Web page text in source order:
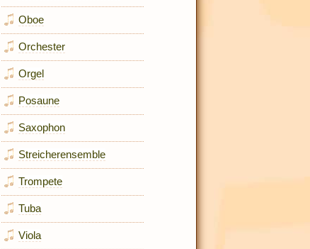
Oboe
Orchester
Orgel
Posaune
Saxophon
Streicherensemble
Trompete
Tuba
Viola